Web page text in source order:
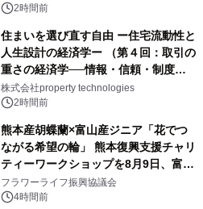
2時間前
住まいを選び直す自由 ー住宅流動性と
人生設計の経済学ー （第４回：取引の
重さの経済学──情報・信頼・制度を
PropTechはどう組み替えるか）｜
PropTech-Lab
株式会社property technologies
2時間前
熊本産胡蝶蘭×富山産ジニア「花でつ
ながる希望の輪」 熊本復興支援チャリ
ティーワークショップを8月9日、富
山・射水で開催
フラワーライフ振興協議会
4時間前